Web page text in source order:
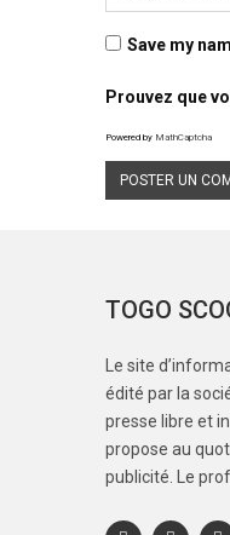
Save my
Prouvez que
Powered by MathCaptcha
TOGO
Le site
édité par la
presse libre et
propose au
publicité. Le